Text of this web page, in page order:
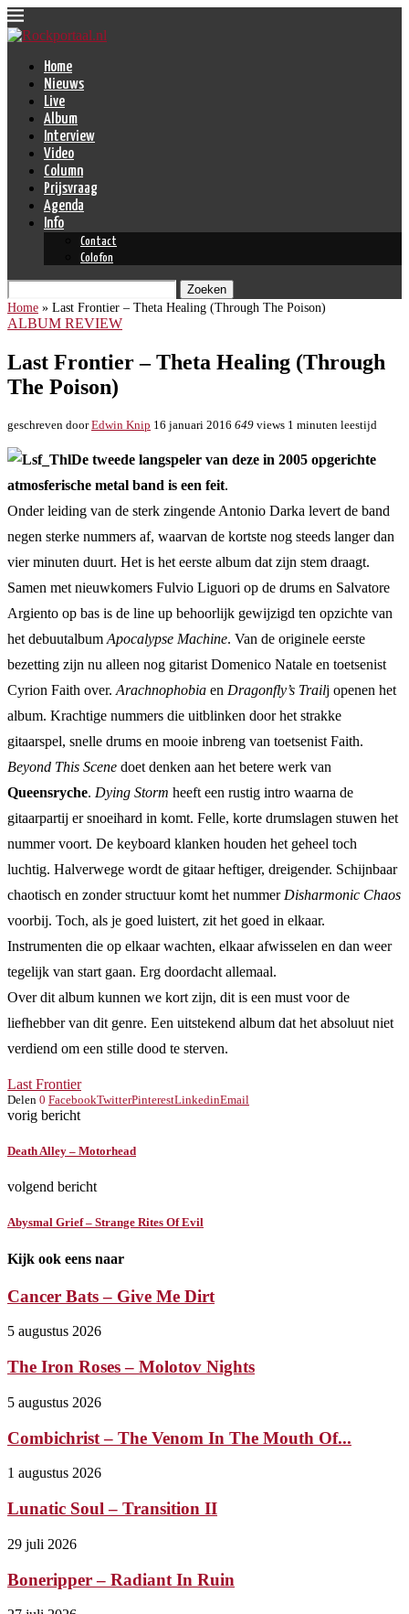
Home
Nieuws
Live
Album
Interview
Video
Column
Prijsvraag
Agenda
Info
Contact
Colofon
Zoeken
Home » Last Frontier – Theta Healing (Through The Poison)
ALBUM REVIEW
Last Frontier – Theta Healing (Through
The Poison)
geschreven doorEdwin Knip 16 januari 2016 649 views 1 minuten leestijd
De tweede langspeler van deze in 2005 opgerichte
atmosferische metal band is een feit.
Onder leiding van de sterk zingende Antonio Darka levert de band
negen sterke nummers af, waarvan de kortste nog steeds langer dan
vier minuten duurt. Het is het eerste album dat zijn stem draagt.
Samen met nieuwkomers Fulvio Liguori op de drums en Salvatore
Argiento op bas is de line up behoorlijk gewijzigd ten opzichte van
het debuutalbum Apocalypse Machine. Van de originele eerste
bezetting zijn nu alleen nog gitarist Domenico Natale en toetsenist
Cyrion Faith over. Arachnophobia en Dragonfly’s Trailj openen het
album. Krachtige nummers die uitblinken door het strakke
gitaarspel, snelle drums en mooie inbreng van toetsenist Faith.
Beyond This Scene doet denken aan het betere werk van
Queensryche. Dying Storm heeft een rustig intro waarna de
gitaarpartij er snoeihard in komt. Felle, korte drumslagen stuwen het
nummer voort. De keyboard klanken houden het geheel toch
luchtig. Halverwege wordt de gitaar heftiger, dreigender. Schijnbaar
chaotisch en zonder structuur komt het nummer Disharmonic Chaos
voorbij. Toch, als je goed luistert, zit het goed in elkaar.
Instrumenten die op elkaar wachten, elkaar afwisselen en dan weer
tegelijk van start gaan. Erg doordacht allemaal.
Over dit album kunnen we kort zijn, dit is een must voor de
liefhebber van dit genre. Een uitstekend album dat het absoluut niet
verdiend om een stille dood te sterven.
Last Frontier
Delen 0 FacebookTwitterPinterestLinkedinEmail
vorig bericht
Death Alley – Motorhead
volgend bericht
Abysmal Grief – Strange Rites Of Evil
Kijk ook eens naar
Cancer Bats – Give Me Dirt
5 augustus 2026
The Iron Roses – Molotov Nights
5 augustus 2026
Combichrist – The Venom In The Mouth Of...
1 augustus 2026
Lunatic Soul – Transition II
29 juli 2026
Boneripper – Radiant In Ruin